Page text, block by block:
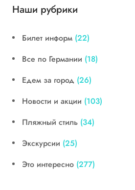
Наши рубрики
Билет информ (22)
Все по Германии (18)
Едем за город (26)
Новости и акции (103)
Пляжный стиль (34)
Экскурсии (25)
Это интересно (277)